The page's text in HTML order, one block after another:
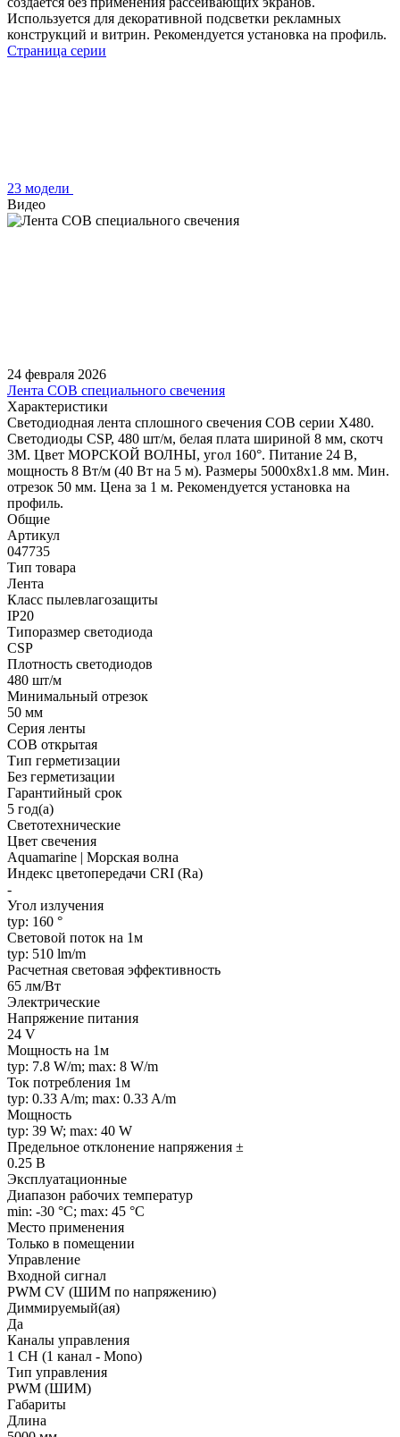
Используется для декоративной подсветки рекламных
конструкций и витрин. Рекомендуется установка на профиль.
Страница серии
23 модели
Видео
24 февраля 2026
Лента COB специального свечения
Характеристики
Светодиодная лента сплошного свечения COB серии X480.
Светодиоды CSP, 480 шт/м, белая плата шириной 8 мм, скотч
3M. Цвет МОРСКОЙ ВОЛНЫ, угол 160°. Питание 24 В,
мощность 8 Вт/м (40 Вт на 5 м). Размеры 5000х8х1.8 мм. Мин.
отрезок 50 мм. Цена за 1 м. Рекомендуется установка на
профиль.
Общие
Артикул
047735
Тип товара
Лента
Класс пылевлагозащиты
IP20
Типоразмер светодиода
CSP
Плотность светодиодов
480 шт/м
Минимальный отрезок
50 мм
Серия ленты
COB открытая
Тип герметизации
Без герметизации
Гарантийный срок
5 год(а)
Светотехнические
Цвет свечения
Aquamarine | Морская волна
Индекс цветопередачи CRI (Ra)
-
Угол излучения
typ: 160 °
Световой поток на 1м
typ: 510 lm/m
Расчетная световая эффективность
65 лм/Вт
Электрические
Напряжение питания
24 V
Мощность на 1м
typ: 7.8 W/m; max: 8 W/m
Ток потребления 1м
typ: 0.33 A/m; max: 0.33 A/m
Мощность
typ: 39 W; max: 40 W
Предельное отклонение напряжения ±
0.25 В
Эксплуатационные
Диапазон рабочих температур
min: -30 °C; max: 45 °C
Место применения
Только в помещении
Управление
Входной сигнал
PWM СV (ШИМ по напряжению)
Диммируемый(ая)
Да
Каналы управления
1 CH (1 канал - Mono)
Тип управления
PWM (ШИМ)
Габариты
Длина